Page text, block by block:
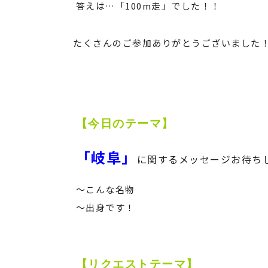
答えは…「100m走」でした！！
たくさんのご参加ありがとうございました
【今日のテーマ】
「岐阜」 に関するメッセージお待ち
～こんな名物
～出身です！
【リクエストテーマ】